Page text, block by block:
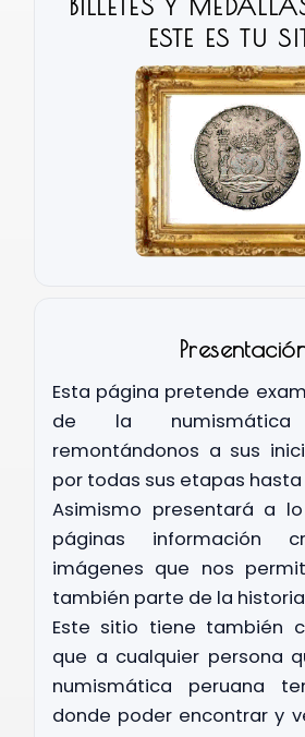
BILLETES Y
ESTE ES TU
Esta página pretende
de la
remontándonos a sus
por todas sus etapas
Asimismo presentará a
páginas información
imágenes que nos
también parte de la historia
Este sitio tiene también
que a cualquier persona
numismática peruana
donde poder encontrar y
III
IV
VII